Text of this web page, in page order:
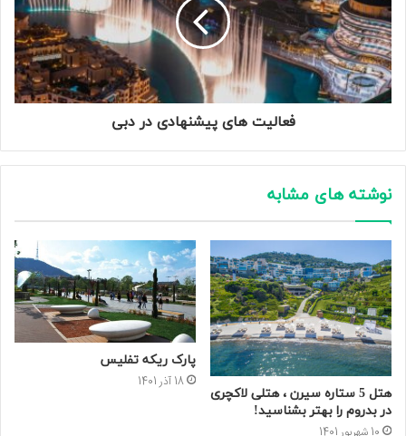
فعالیت های پیشنهادی در دبی
نوشته های مشابه
هتل 5 ستاره سیرن ، هتلی لاکچری
در بدروم را بهتر بشناسید!
پارک ریکه تفلیس
18 آذر 1401